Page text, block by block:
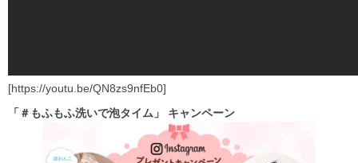
[https://youtu.be/QN8zs9nfEb0]
「＃もふもふ洗いで泡タイム」 キャンペーン